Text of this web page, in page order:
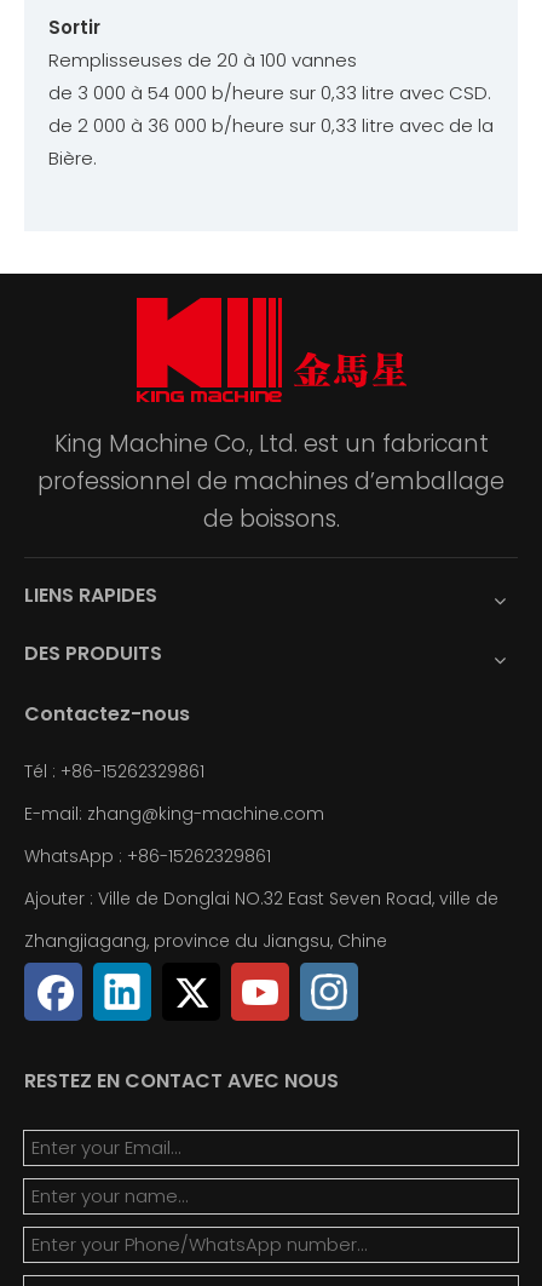
Sortir
Remplisseuses de 20 à 100 vannes
de 3 000 à 54 000 b/heure sur 0,33 litre avec CSD.
de 2 000 à 36 000 b/heure sur 0,33 litre avec de la
Bière.
King Machine Co., Ltd. est un fabricant
professionnel de machines d’emballage
de boissons.
LIENS RAPIDES
DES PRODUITS
Contactez-nous
Tél : +86-15262329861
E-mail: zhang@king-machine.com
WhatsApp : +86-15262329861
Ajouter : Ville de Donglai NO.32 East Seven Road, ville de
Zhangjiagang, province du Jiangsu, Chine
RESTEZ EN CONTACT AVEC NOUS